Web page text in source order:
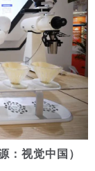
：视觉中国）